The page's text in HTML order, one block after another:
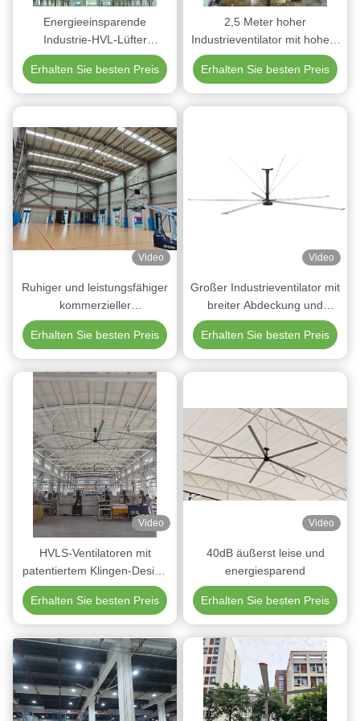
sie zu einem Gesprächsthema geworden – die Leute fragen
jede Woche danach. Und der Komfort während der
Sommerdienste ist Tag und Nacht.“ — Lagerleiter
Energieeinsparende
Industrie-HVL-Lüfter
Hochströmungs-Lüfter für
industrielle Belüftung und
Fabrikkühlung
Erhalten Sie besten Preis
2,5 Meter hoher
Industrieventilator mit hohem
Luftstrom für maximale
Kühlung und Belüftung
Erhalten Sie besten Preis
Video
Ruhiger und leistungsfähiger
kommerzieller
Deckenventilator
Permanenter Magnetmotor
Erhalten Sie besten Preis
Video
Großer Industrieventilator mit
breiter Abdeckung und
PMSM-Technologie bis zu
1000 m² pro Ventilator
Erhalten Sie besten Preis
Video
HVLS-Ventilatoren mit
patentiertem Klingen-Design
liefern 25% mehr Luftstrom
bei gleicher Drehzahl
Erhalten Sie besten Preis
Video
40dB äußerst leise und
energiesparend
Erhalten Sie besten Preis